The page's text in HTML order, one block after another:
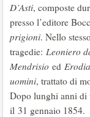
D’Asti, composte
presso l’editore
prigioni. Nello
tragedie: Leoniero
Mendrisio ed
uomini, trattato di
Dopo lunghi anni di
il 31 gennaio 1854.